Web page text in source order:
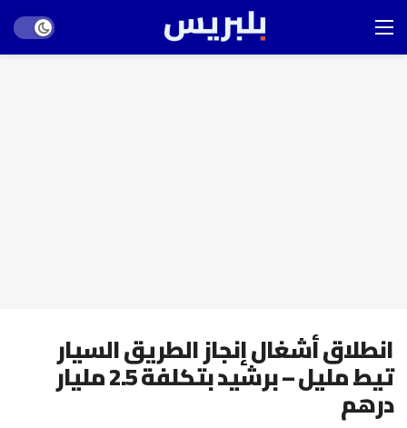
mode
انطلاق أشغال إنجاز الطريق السيار
تيط مليل – برشيد بتكلفة 2.5 مليار
درهم